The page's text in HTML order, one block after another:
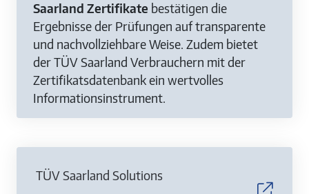
Saarland Zertifikate bestätigen die
Ergebnisse der Prüfungen auf transparente
und nachvollziehbare Weise. Zudem bietet
der TÜV Saarland Verbrauchern mit der
Zertifikatsdatenbank ein wertvolles
Informationsinstrument.
TÜV Saarland Solutions